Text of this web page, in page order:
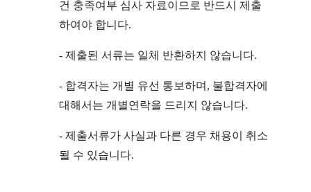
건 충족여부 심사 자료이므로 반드시 제출
하여야 합니다.
- 제출된 서류는 일체 반환하지 않습니다.
- 합격자는 개별 유선 통보하며, 불합격자에
대해서는 개별연락을 드리지 않습니다.
- 제출서류가 사실과 다른 경우 채용이 취소
될 수 있습니다.